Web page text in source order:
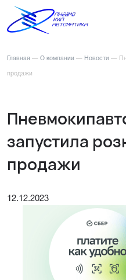
Главная — О компании — Новости —
продажи
запустила
продажи
12.12.2023